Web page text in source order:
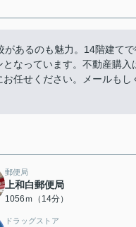
があるのも魅力。14階建て
なっています。不動産購入
任せください。メールもし
郵便局
上和白郵便局
1056ｍ（14分）
ドラッグストア